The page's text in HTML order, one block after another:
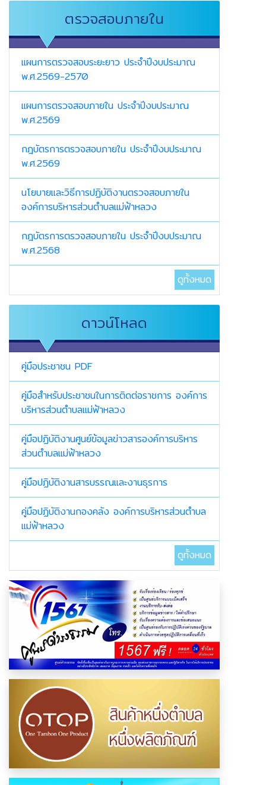
ตรวจสอบภายใน
แผนการตรวจสอบระยะยาว ประจำปีงบประมาณ
พ.ศ.2569-2570
แผนการตรวจสอบภายใน ประจำปีงบประมาณ
พ.ศ.2569
กฎบัตรการตรวจสอบภายใน ประจำปีงบประมาณ
พ.ศ.2569
นโยบายและวิธีการปฏิบัติงานตรวจสอบภายใน
องค์การบริหารส่วนตำบลแม่ฟ้าหลวง
กฎบัตรการตรวจสอบภายใน ประจำปีงบประมาณ
พ.ศ.2568
ดูทั้งหมด
ดาวน์โหลด
คู่มือประชาชน PDF
คู่มือสำหรับประชาชนในการติดต่อราชการ องค์การ
บริหารส่วนตำบลแม่ฟ้าหลวง
คู่มือปฏิบัติงานศูนย์ข้อมูลข่าวสารองค์การบริหาร
ส่วนตำบลแม่ฟ้าหลวง
คู่มือปฏิบัติงานสารบรรณและงานธุรการ
คู่มือปฏิบัติงานกองคลัง องค์การบริหารส่วนตำบล
แม่ฟ้าหลวง
ดูทั้งหมด